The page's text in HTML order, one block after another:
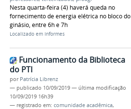
Nesta quarta-feira (4) haverá queda no
fornecimento de energia elétrica no bloco do
ginásio, entre 6h e 7h
Localizado em Informes
Funcionamento da Biblioteca
do PTI
por Patrícia Librenz
— publicado 10/09/2019 — última modificação
10/09/2019 16h39
— registrado em: comunidade acadêmica,